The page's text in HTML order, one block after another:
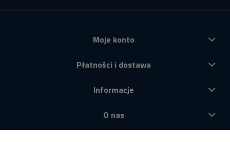
Moje konto
Płatności i dostawa
Informacje
O nas